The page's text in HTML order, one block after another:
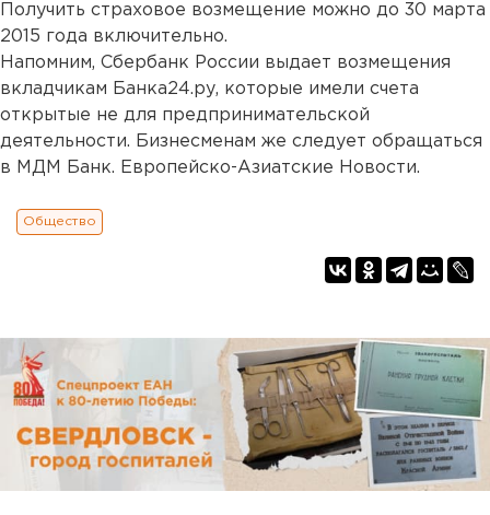
Получить страховое возмещение можно до 30 марта
2015 года включительно.
Напомним, Сбербанк России выдает возмещения
вкладчикам Банка24.ру, которые имели счета
открытые не для предпринимательской
деятельности. Бизнесменам же следует обращаться
в МДМ Банк. Европейско-Азиатские Новости.
Общество